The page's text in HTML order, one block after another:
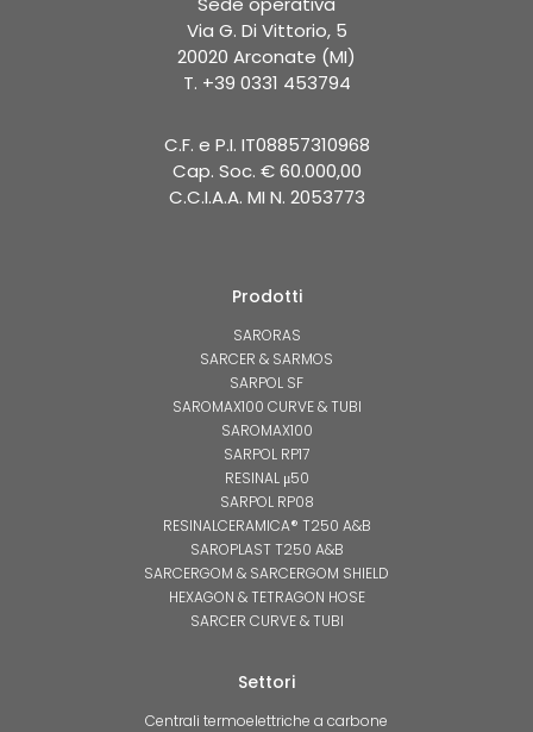
Via G. Di Vittorio, 5
20020 Arconate (MI)
T. +39 0331 453794
C.F. e P.I. IT08857310968
Cap. Soc. € 60.000,00
C.C.I.A.A. MI N. 2053773
Prodotti
SARORAS
SARCER & SARMOS
SARPOL SF
SAROMAX100 CURVE & TUBI
SAROMAX100
SARPOL RP17
RESINAL μ50
SARPOL RP08
RESINALCERAMICA® T250 A&B
SAROPLAST T250 A&B
SARCERGOM & SARCERGOM SHIELD
HEXAGON & TETRAGON HOSE
SARCER CURVE & TUBI
Settori
Centrali termoelettriche a carbone